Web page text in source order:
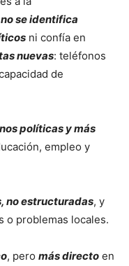
no se identifica
ni confía en
nuevas: teléfonos
de
políticas y más
empleo y
no estructuradas, y
o problemas locales.
, pero más directo en